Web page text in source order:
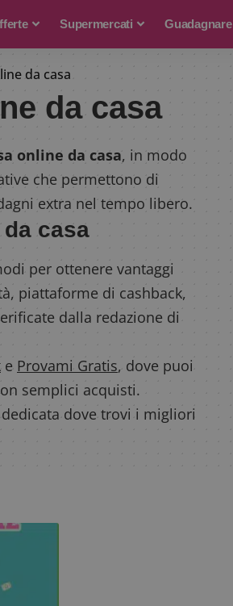
Supermercati Guadagnare
da casa
da casa
online da casa, in modo
che permettono di
extra nel tempo libero.
casa
per ottenere vantaggi
piattaforme di cashback,
dalla redazione di
e Provami Gratis, dove puoi
semplici acquisti.
dove trovi i migliori